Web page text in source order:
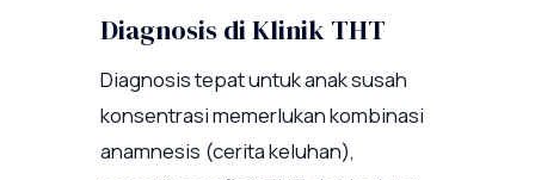
Diagnosis di Klinik THT
Diagnosis tepat untuk anak susah
konsentrasi memerlukan kombinasi
anamnesis (cerita keluhan),